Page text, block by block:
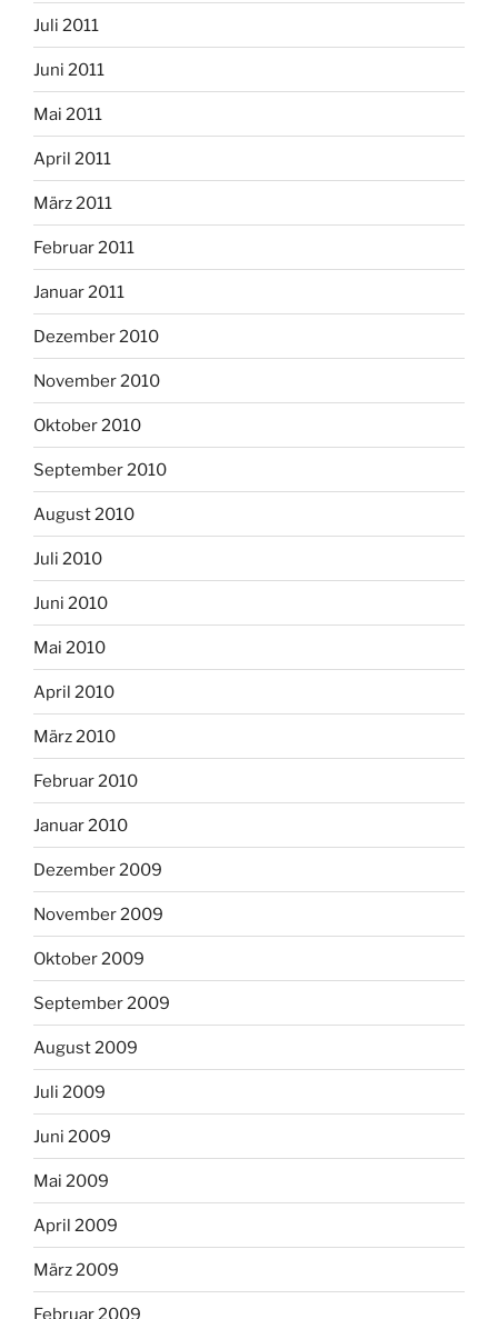
Juli 2011
Juni 2011
Mai 2011
April 2011
März 2011
Februar 2011
Januar 2011
Dezember 2010
November 2010
Oktober 2010
September 2010
August 2010
Juli 2010
Juni 2010
Mai 2010
April 2010
März 2010
Februar 2010
Januar 2010
Dezember 2009
November 2009
Oktober 2009
September 2009
August 2009
Juli 2009
Juni 2009
Mai 2009
April 2009
März 2009
Februar 2009